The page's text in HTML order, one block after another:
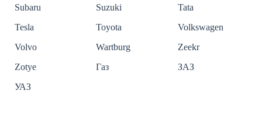
Subaru
Suzuki
Tata
Tesla
Toyota
Volkswagen
Volvo
Wartburg
Zeekr
Zotye
Газ
ЗАЗ
УАЗ